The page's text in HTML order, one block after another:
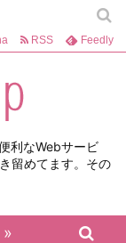
利なWebサービ
留めてます。その
»
RSS Feedly